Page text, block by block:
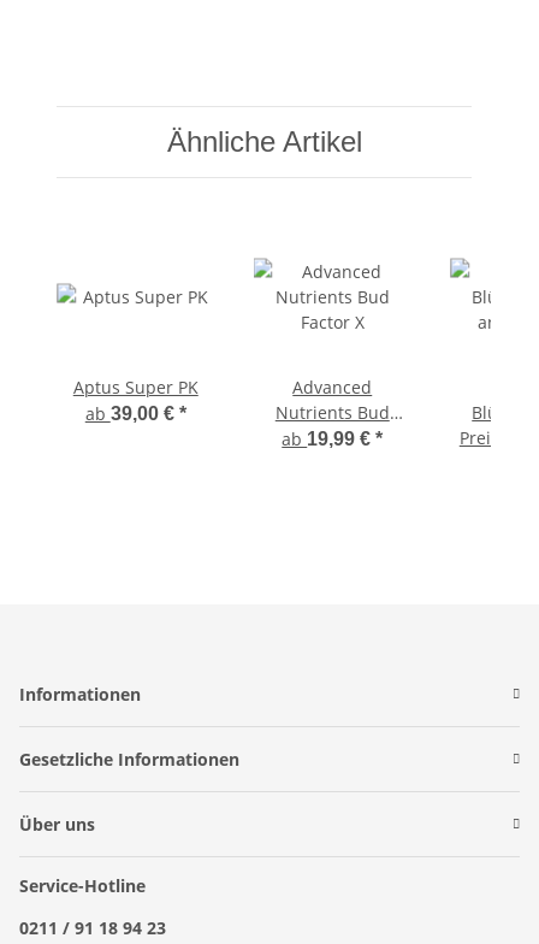
Ähnliche Artikel
Aptus Super PK
ab 39,00 € *
Advanced
Nutrients Bud
Factor X
ab 19,99 €* Preis auf
Informationen
Gesetzliche Informationen
Über uns
Service-Hotline
0211 / 91 18 94 23